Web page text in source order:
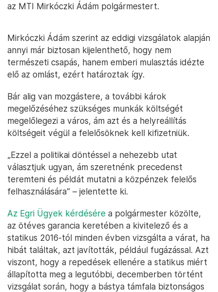
az MTI Mirkóczki Ádám polgármestert.
Mirkóczki Ádám szerint az eddigi vizsgálatok alapján
annyi már biztosan kijelenthető, hogy nem
természeti csapás, hanem emberi mulasztás idézte
elő az omlást, ezért határoztak így.
Bár alig van mozgástere, a további károk
megelőzéséhez szükséges munkák költségét
megelőlegezi a város, ám azt és a helyreállítás
költségeit végül a felelősöknek kell kifizetniük.
„Ezzel a politikai döntéssel a nehezebb utat
választjuk ugyan, ám szeretnénk precedenst
teremteni és példát mutatni a közpénzek felelős
felhasználására” – jelentette ki.
Az Egri Ügyek kérdésére a polgármester közölte,
az ötéves garancia keretében a kivitelező és a
statikus 2016-tól minden évben vizsgálta a várat, ha
hibát találtak, azt javították, például fugázással. Azt
viszont, hogy a repedések ellenére a statikus miért
állapította meg a legutóbbi, decemberben történt
vizsgálat során, hogy a bástya támfala biztonságos